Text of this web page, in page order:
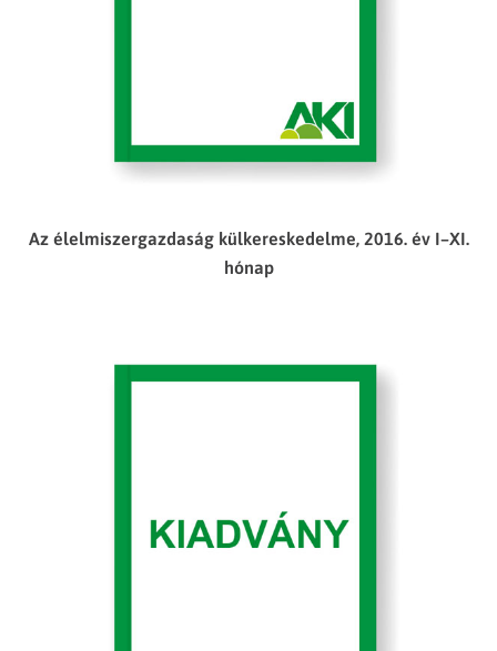
Az élelmiszergazdaság külkereskedelme, 2016. év I–XI.
hónap